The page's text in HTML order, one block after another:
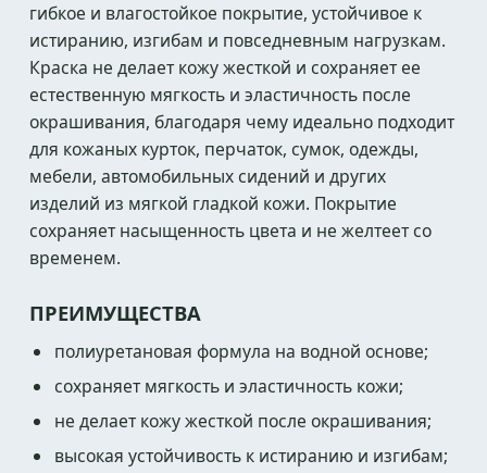
гибкое и влагостойкое покрытие, устойчивое к
истиранию, изгибам и повседневным нагрузкам.
Краска не делает кожу жесткой и сохраняет ее
естественную мягкость и эластичность после
окрашивания, благодаря чему идеально подходит
для кожаных курток, перчаток, сумок, одежды,
мебели, автомобильных сидений и других
изделий из мягкой гладкой кожи. Покрытие
сохраняет насыщенность цвета и не желтеет со
временем.
ПРЕИМУЩЕСТВА
полиуретановая формула на водной основе;
сохраняет мягкость и эластичность кожи;
не делает кожу жесткой после окрашивания;
высокая устойчивость к истиранию и изгибам;